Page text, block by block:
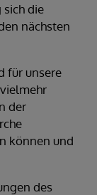
sich die
nächsten
für unsere
der
können und
des